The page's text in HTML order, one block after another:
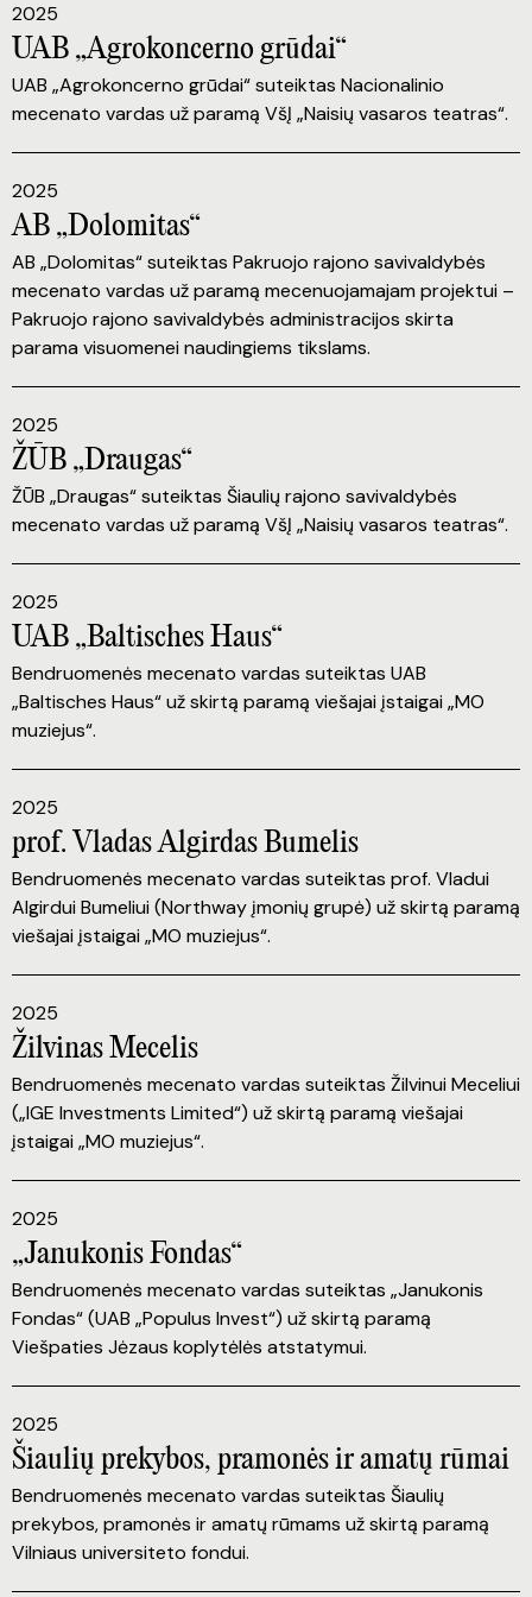
UAB „Agrokoncerno grūdai“
UAB „Agrokoncerno grūdai“ suteiktas Nacionalinio
mecenato vardas už paramą VšĮ „Naisių vasaros teatras“.
2025
AB „Dolomitas“
AB „Dolomitas“ suteiktas Pakruojo rajono savivaldybės
mecenato vardas už paramą mecenuojamajam projektui –
Pakruojo rajono savivaldybės administracijos skirta
parama visuomenei naudingiems tikslams.
2025
ŽŪB „Draugas“
ŽŪB „Draugas“ suteiktas Šiaulių rajono savivaldybės
mecenato vardas už paramą VšĮ „Naisių vasaros teatras“.
2025
UAB „Baltisches Haus“
Bendruomenės mecenato vardas suteiktas UAB
„Baltisches Haus“ už skirtą paramą viešajai įstaigai „MO
muziejus“.
2025
prof. Vladas Algirdas Bumelis
Bendruomenės mecenato vardas suteiktas prof. Vladui
Algirdui Bumeliui (Northway įmonių grupė) už skirtą paramą
viešajai įstaigai „MO muziejus“.
2025
Žilvinas Mecelis
Bendruomenės mecenato vardas suteiktas Žilvinui Meceliui
(„IGE Investments Limited“) už skirtą paramą viešajai
įstaigai „MO muziejus“.
2025
„Janukonis Fondas“
Bendruomenės mecenato vardas suteiktas „Janukonis
Fondas“ (UAB „Populus Invest“) už skirtą paramą
Viešpaties Jėzaus koplytėlės atstatymui.
2025
Šiaulių prekybos, pramonės ir amatų rūmai
Bendruomenės mecenato vardas suteiktas Šiaulių
prekybos, pramonės ir amatų rūmams už skirtą paramą
Vilniaus universiteto fondui.
2025